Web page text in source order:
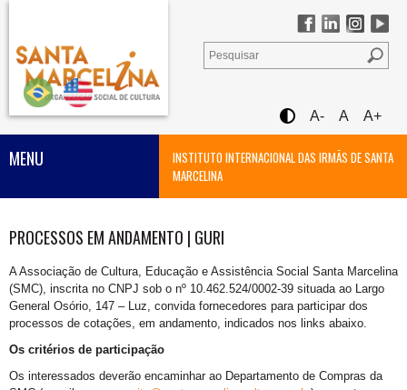
A- A A+
INSTITUTO INTERNACIONAL DAS IRMÃS DE SANTA
MARCELINA
MENU
PROCESSOS EM ANDAMENTO | GURI
A Associação de Cultura, Educação e Assistência Social Santa Marcelina
(SMC), inscrita no CNPJ sob o nº 10.462.524/0002-39 situada ao Largo
General Osório, 147 – Luz, convida fornecedores para participar dos
processos de cotações, em andamento, indicados nos links abaixo.
Os critérios de participação
Os interessados deverão encaminhar ao Departamento de Compras da